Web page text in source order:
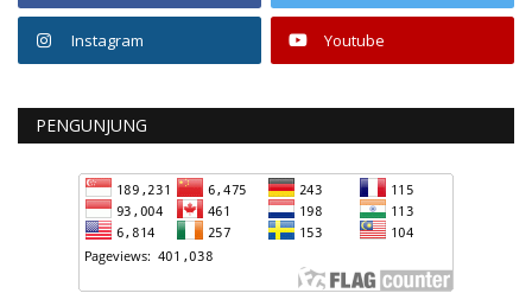
Instagram Youtube
PENGUNJUNG